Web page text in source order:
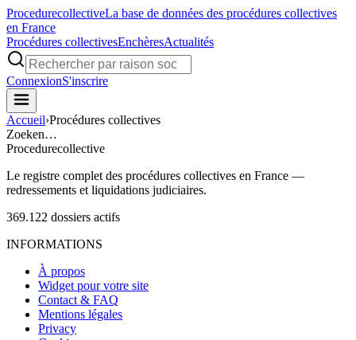
ProcedurecollectiveLa base de données des procédures collectives
en France
Procédures collectivesEnchèresActualités
ConnexionS'inscrire
Accueil›Procédures collectives
Zoeken…
Procedurecollective
Le registre complet des procédures collectives en France —
redressements et liquidations judiciaires.
369.122 dossiers actifs
INFORMATIONS
À propos
Widget pour votre site
Contact & FAQ
Mentions légales
Privacy